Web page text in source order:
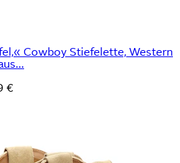
Cowboy Stiefelette, Western
€